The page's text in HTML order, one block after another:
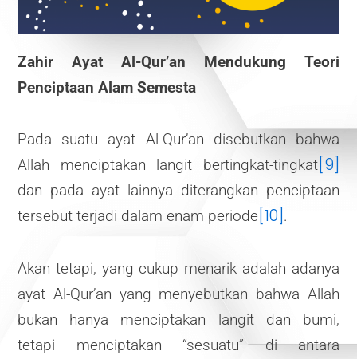
Zahir Ayat Al-Qur’an Mendukung Teori
Penciptaan Alam Semesta
Pada suatu ayat Al-Qur’an disebutkan bahwa
Allah menciptakan langit bertingkat-tingkat [9]
dan pada ayat lainnya diterangkan penciptaan
tersebut terjadi dalam enam periode [10] .
Akan tetapi, yang cukup menarik adalah adanya
ayat Al-Qur’an yang menyebutkan bahwa Allah
bukan hanya menciptakan langit dan bumi,
tetapi menciptakan “sesuatu” di antara